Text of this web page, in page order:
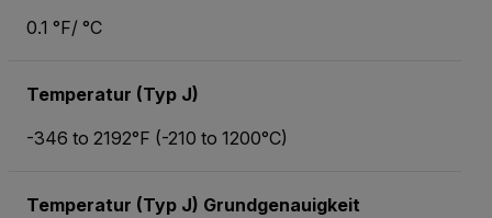
0.1 °F/ °C
Temperatur (Typ J)
-346 to 2192°F (-210 to 1200°C)
Temperatur (Typ J) Grundgenauigkeit